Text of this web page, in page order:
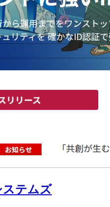
ステムズ